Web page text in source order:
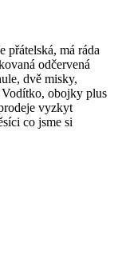
přátelská, má ráda
odčervená
dvě misky,
Vodítko, obojky plus
vyzkyt
co jsme si